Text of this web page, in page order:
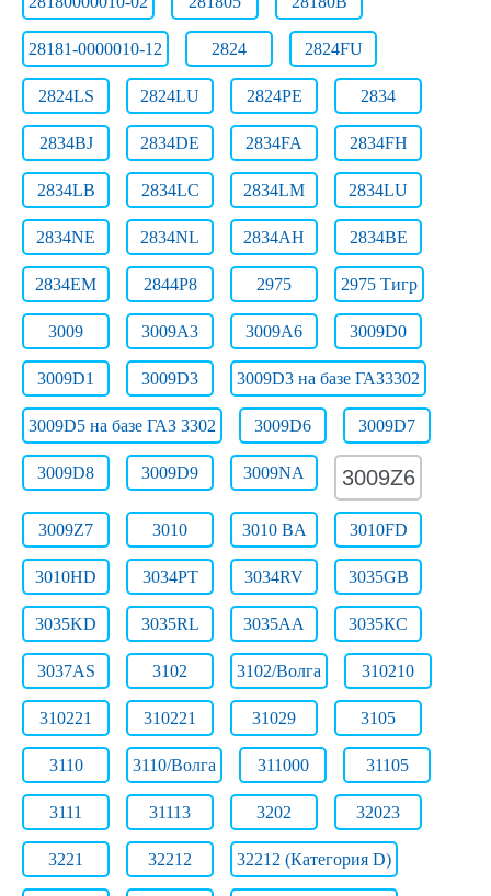
28181-0000010-12 2824 2824FU
2824LS 2824LU 2824РЕ 2834
2834BJ 2834DE 2834FA 2834FH
2834LB 2834LC 2834LM 2834LU
2834NE 2834NL 2834АН 2834ВЕ
2834ЕМ 2844Р8 2975 2975 Тигр
3009 3009A3 3009A6 3009D0
3009D1 3009D3 3009D3 на базе ГАЗ3302
3009D5 на базе ГАЗ 3302 3009D6 3009D7
3009D8 3009D9 3009NA 3009Z6
3009Z7 3010 3010 BA 3010FD
3010HD 3034PT 3034RV 3035GB
3035KD 3035RL 3035АА 3035КС
3037AS 3102 3102/Волга 310210
310221 310221 31029 3105
3110 3110/Волга 311000 31105
3111 31113 3202 32023
3221 32212 32212 (Категория D)